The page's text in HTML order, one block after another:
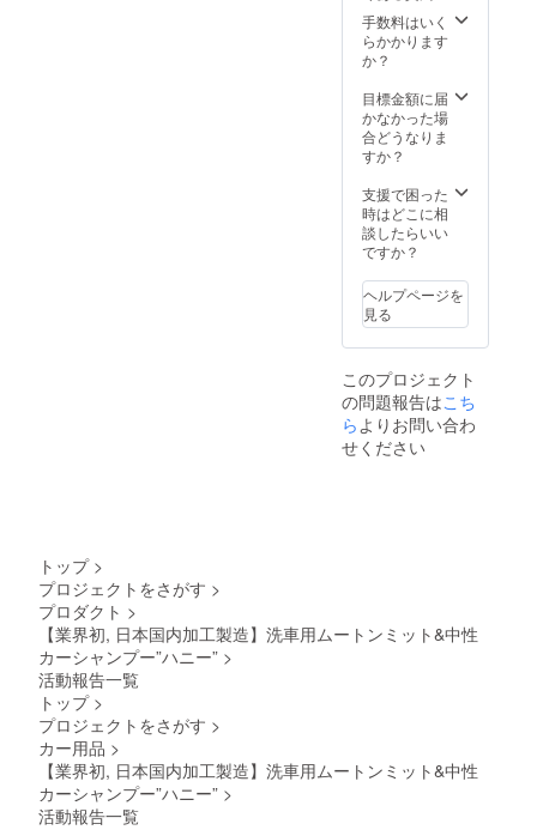
ます。
ご了承
支援頂
けます
様お願
2024年
12月頃
からオ
ンライ
ショッ
にて一
般販売
定です
皆様の
支援に
が向上
した場
合、正
販売予
定価格
より下
がる可
ござい
ます。
類似商
品が発
可能性
があり
ます。
ご了承
頂いた
からオ
開始予
べて
税・送
になり
ます。
※キリの
捨五入
してい
ます。
※ご注文
使用部
材の供
給状
況、製
上の都
合等に
より出
荷時期
が遅れ
した場
がる可
能性も
手数料はいく
らかかります
か？
目標金額に届
かなかった場
合どうなりま
すか？
支援で困った
時はどこに相
談したらいい
ですか？
ヘルプページを
見る
このプロジェクト
の問題報告はこち
らよりお問い合わ
せください
トップ >
プロジェクトをさがす >
プロダクト >
【業界初, 日本国内加工製造】洗車用ムートンミット&中性
カーシャンプー”ハニー” >
活動報告一覧
トップ >
プロジェクトをさがす >
カー用品 >
【業界初, 日本国内加工製造】洗車用ムートンミット&中性
カーシャンプー”ハニー” >
活動報告一覧